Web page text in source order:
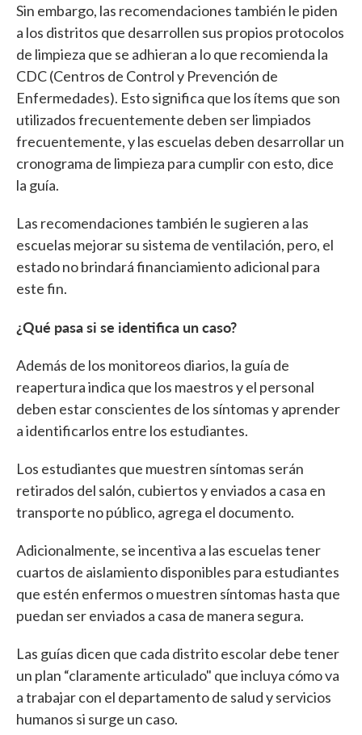
Sin embargo, las recomendaciones también le piden
a los distritos que desarrollen sus propios protocolos
de limpieza que se adhieran a lo que recomienda la
CDC (Centros de Control y Prevención de
Enfermedades). Esto significa que los ítems que son
utilizados frecuentemente deben ser limpiados
frecuentemente, y las escuelas deben desarrollar un
cronograma de limpieza para cumplir con esto, dice
la guía.
Las recomendaciones también le sugieren a las
escuelas mejorar su sistema de ventilación, pero, el
estado no brindará financiamiento adicional para
este fin.
¿Qué pasa si se identifica un caso?
Además de los monitoreos diarios, la guía de
reapertura indica que los maestros y el personal
deben estar conscientes de los síntomas y aprender
a identificarlos entre los estudiantes.
Los estudiantes que muestren síntomas serán
retirados del salón, cubiertos y enviados a casa en
transporte no público, agrega el documento.
Adicionalmente, se incentiva a las escuelas tener
cuartos de aislamiento disponibles para estudiantes
que estén enfermos o muestren síntomas hasta que
puedan ser enviados a casa de manera segura.
Las guías dicen que cada distrito escolar debe tener
un plan “claramente articulado" que incluya cómo va
a trabajar con el departamento de salud y servicios
humanos si surge un caso.